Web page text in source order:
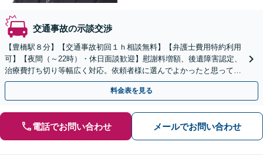
交通事故の示談交渉
【豊橋駅８分】【交通事故初回１ｈ相談無料】【弁護士費用特約利用
可】【夜間（～22時）・休日面談歓迎】慰謝料増額、後遺障害認定、
治療費打ち切り等幅広く対応。依頼者様に選んでよかったと思っても
らえるよう尽力します。ぜひご相談ください。
料金表を見る
電話でお問い合わせ メールでお問い合わせ